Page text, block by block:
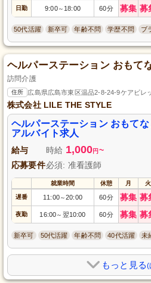
日勤 9:00～ 18:00 60分 募集 募
50代活躍 新卒可 年齢不問 学歴不問 ブ
ヘルパーステーション おもて
訪問介護
住所 広島県広島市東区温品2-8-24-9ケアビレ
株式会社 LILE THE STYLE
ヘルパーステーション おもてな
アルバイト求人
給与 時給 1,000円 ~
応募要件必須: 准看護師
就業時間 休憩 月 火
遅番 11:00～20:00 60分 募集 募
夜勤 16:00～ 翌10:00 60分 募集 募
新卒可 50代活躍 年齢不問 40代活躍 未
もっと見る(